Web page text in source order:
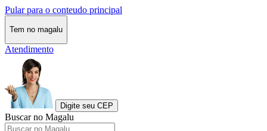
Pular para o conteudo principal
Tem no magalu
Atendimento
Digite seu CEP
Buscar no Magalu